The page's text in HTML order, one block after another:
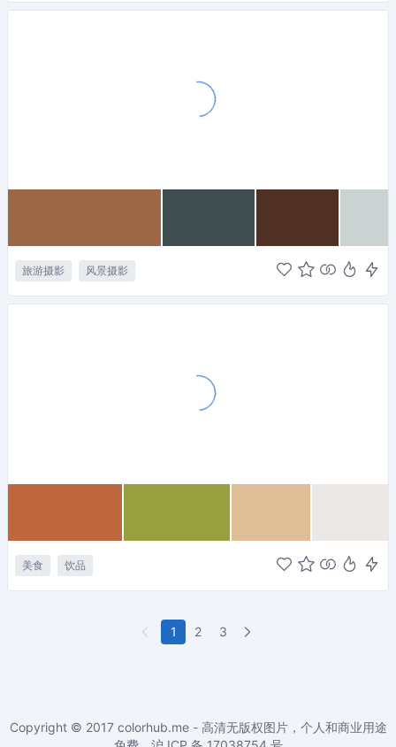
旅游摄影 风景摄影
美食 饮品
1 2 3
Copyright © 2017 colorhub.me - 高清无版权图片，个人和商业用途